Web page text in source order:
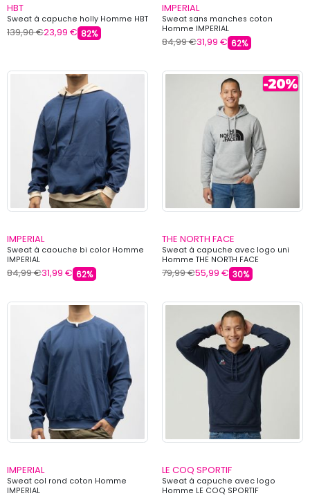
HBT
Sweat à capuche holly Homme HBT
139,90 €23,99 € 82%
IMPERIAL
Sweat sans manches coton
Homme IMPERIAL
84,99 €31,99 € 62%
IMPERIAL
Sweat à caouche bi color Homme
IMPERIAL
84,99 €31,99 € 62%
THE NORTH FACE
Sweat à capuche avec logo uni
Homme THE NORTH FACE
79,99 €55,99 € 30%
IMPERIAL
Sweat col rond coton Homme
IMPERIAL
LE COQ SPORTIF
Sweat à capuche avec logo
Homme LE COQ SPORTIF